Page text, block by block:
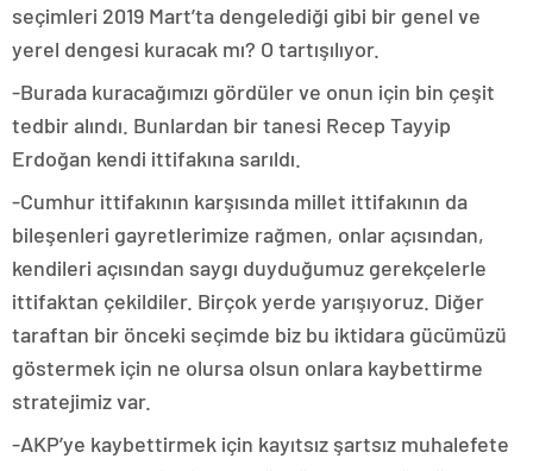
seçimleri 2019 Mart’ta dengelediği gibi bir genel ve
yerel dengesi kuracak mı? O tartışılıyor.
-Burada kuracağımızı gördüler ve onun için bin çeşit
tedbir alındı. Bunlardan bir tanesi Recep Tayyip
Erdoğan kendi ittifakına sarıldı.
-Cumhur ittifakının karşısında millet ittifakının da
bileşenleri gayretlerimize rağmen, onlar açısından,
kendileri açısından saygı duyduğumuz gerekçelerle
ittifaktan çekildiler. Birçok yerde yarışıyoruz. Diğer
taraftan bir önceki seçimde biz bu iktidara gücümüzü
göstermek için ne olursa olsun onlara kaybettirme
stratejimiz var.
-AKP’ye kaybettirmek için kayıtsız şartsız muhalefete